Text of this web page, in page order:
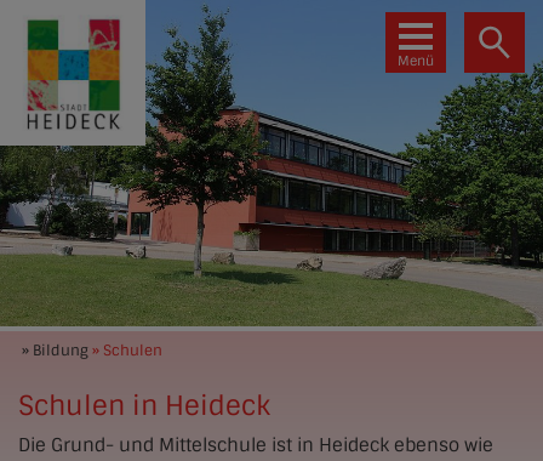
Menü
» Bildung» Schulen
Schulen in Heideck
Die Grund- und Mittelschule ist in Heideck ebenso wie